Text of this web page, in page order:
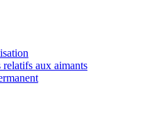
relatifs aux aimants